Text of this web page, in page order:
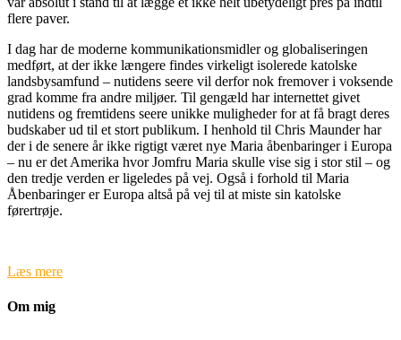
flere paver.
I dag har de moderne kommunikationsmidler og globaliseringen
medført, at der ikke længere findes virkeligt isolerede katolske
landsbysamfund – nutidens seere vil derfor nok fremover i voksende
grad komme fra andre miljøer. Til gengæld har internettet givet
nutidens og fremtidens seere unikke muligheder for at få bragt deres
budskaber ud til et stort publikum. I henhold til Chris Maunder har
der i de senere år ikke rigtigt været nye Maria åbenbaringer i Europa
– nu er det Amerika hvor Jomfru Maria skulle vise sig i stor stil – og
den tredje verden er ligeledes på vej. Også i forhold til Maria
Åbenbaringer er Europa altså på vej til at miste sin katolske
førertrøje.
Læs mere
Om mig